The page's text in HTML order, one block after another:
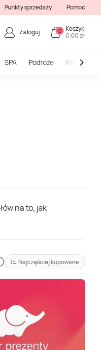
Punkty sprzedaży Pomoc
Zaloguj 0 Koszyk
0,00 zł
SPA Podróże
na to, jak
Najczęściej kupowane